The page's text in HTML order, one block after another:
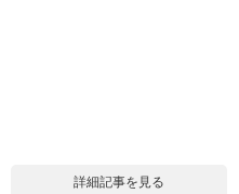
詳細記事を見る